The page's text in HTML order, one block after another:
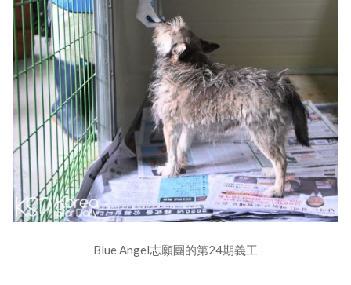
Blue Angel志願團的第24期義工